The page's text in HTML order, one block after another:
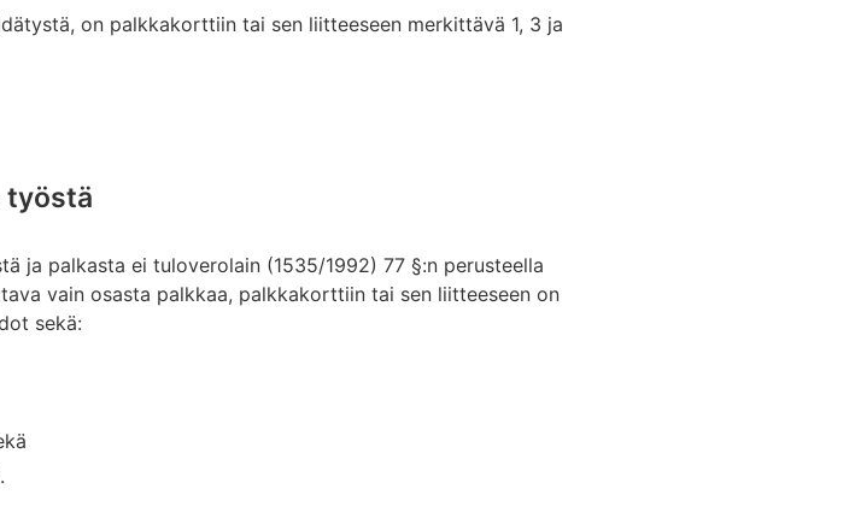
on palkkakorttiin tai sen liitteeseen merkittävä 1, 3 ja
työstä
ja palkasta ei tuloverolain (1535/1992) 77 §:n perusteella
vain osasta palkkaa, palkkakorttiin tai sen liitteeseen on
sekä: